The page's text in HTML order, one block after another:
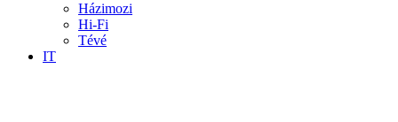
Házimozi
Hi-Fi
Tévé
IT